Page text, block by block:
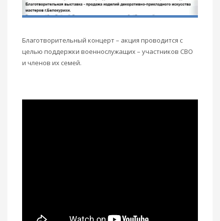
Благотворительный концерт – акция проводится с
целью поддержки военнослужащих – участников СВО
и членов их семей.